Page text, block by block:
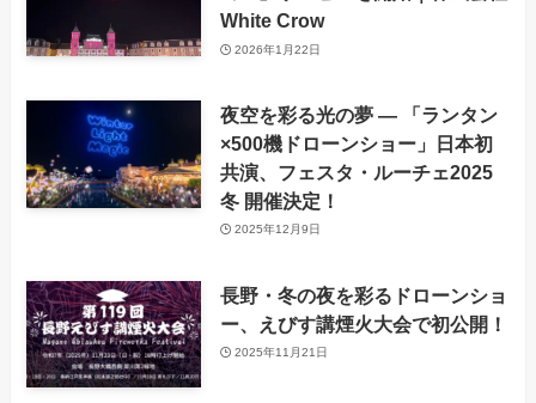
White Crow
2026年1月22日
夜空を彩る光の夢 ― 「ランタン
×500機ドローンショー」日本初
共演、フェスタ・ルーチェ2025
冬 開催決定！
2025年12月9日
長野・冬の夜を彩るドローンショ
ー、えびす講煙火大会で初公開！
2025年11月21日